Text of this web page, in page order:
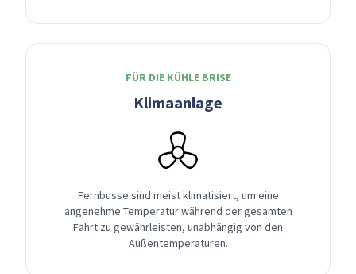
FÜR DIE KÜHLE BRISE
Klimaanlage
Fernbusse sind meist klimatisiert, um eine
angenehme Temperatur während der gesamten
Fahrt zu gewährleisten, unabhängig von den
Außentemperaturen.